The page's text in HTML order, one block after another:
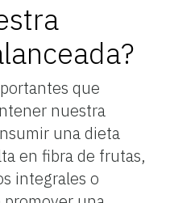
que
nuestra
una dieta
en fibra de frutas,
integrales o